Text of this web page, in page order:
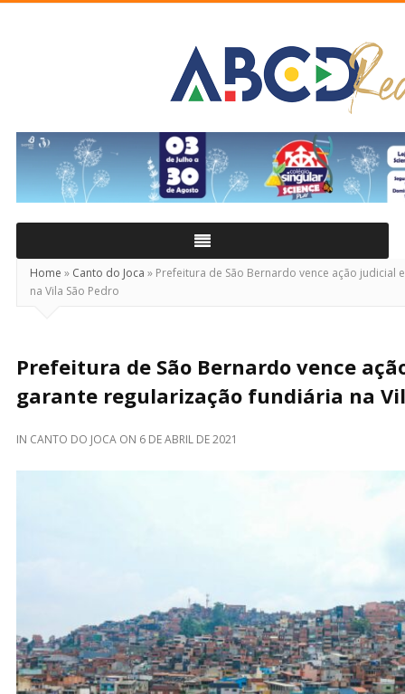
Real
Home » Canto do Joca » Prefeitura de São Bernardo vence ação judicial
na Vila São Pedro
Prefeitura de São Bernardo vence
garante regularização fundiária na
IN CANTO DO JOCA ON 6 DE ABRIL DE 2021